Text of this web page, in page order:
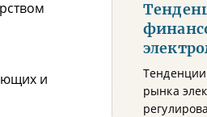
и
рынка